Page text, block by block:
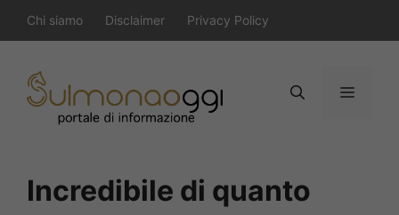
al
contenuto
Chi siamo Disclaimer Privacy Policy
Menu
Incredibile di quanto